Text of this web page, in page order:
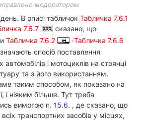
модератором
В описі табличок Табличка 7.6.1
7.6.7
сказано, що
Табличка 7.6.2 -Табличка 7.6.6
спосіб поставлення
автомобілів і мотоциклів на стоянці
та з його використанням.
таким способом, як показано на
і ніяким більше. Тут треба
вимогою п. 15.6. , де сказано, що
транспортних засобів у місцях,